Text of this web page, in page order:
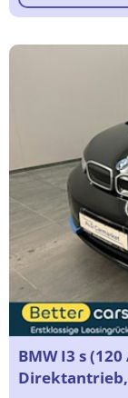
BMW I3 s
Direktantrieb,